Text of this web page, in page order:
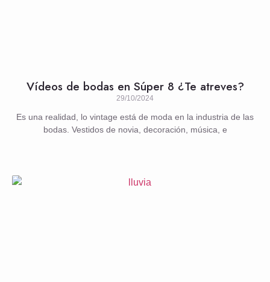
Vídeos de bodas en Súper 8 ¿Te atreves?
29/10/2024
Es una realidad, lo vintage está de moda en la industria de las
bodas. Vestidos de novia, decoración, música, e